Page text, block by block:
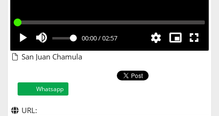
00:00/02:57
San Juan Chamula
Whatsapp
URL: